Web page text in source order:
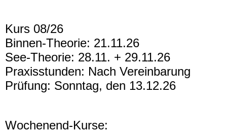
Kurs 08/26
Binnen-Theorie: 21.11.26
See-Theorie: 28.11. + 29.11.26
Praxisstunden: Nach Vereinbarung
Prüfung: Sonntag, den 13.12.26
Wochenend-Kurse: